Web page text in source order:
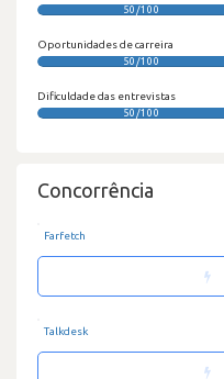
50/100
Oportunidades de carreira
50/100
Dificuldade das entrevistas
50/100
Concorrência
Farfetch
Talkdesk